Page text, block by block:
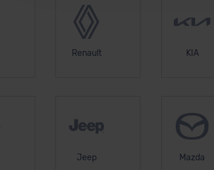
Datenschutzklauseln können Sie
anfordern.
Datenschutzerklärung Impressum
Renault KIA
Jeep Mazda